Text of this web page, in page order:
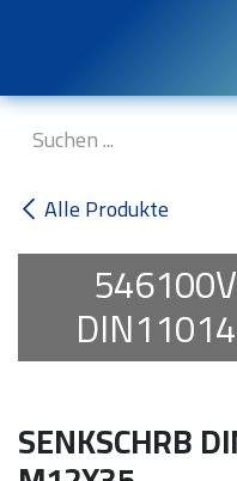
Alle Produkte
546100V
SENKSCHRB